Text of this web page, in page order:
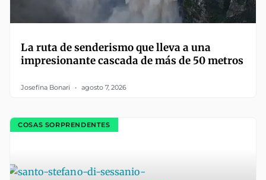
La ruta de senderismo que lleva a una
impresionante cascada de más de 50 metros
Josefina Bonari agosto 7, 2026
COSAS SORPRENDENTES